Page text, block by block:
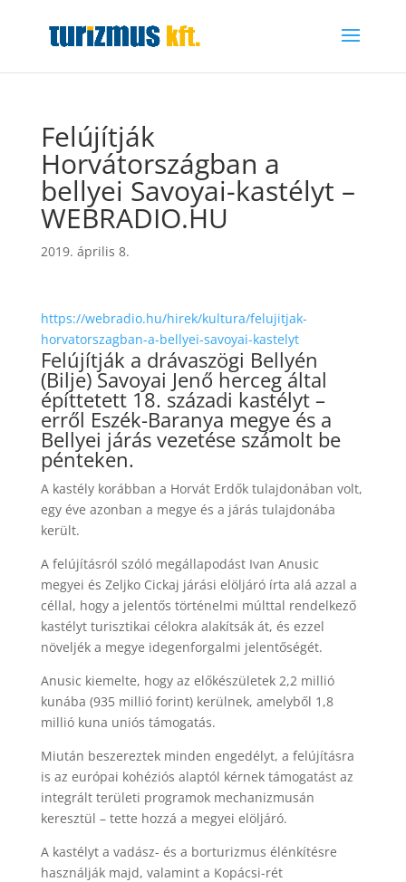
Felújítják
Horvátországban a
bellyei Savoyai-kastélyt –
WEBRADIO.HU
2019. április 8.
https://webradio.hu/hirek/kultura/felujitjak-
horvatorszagban-a-bellyei-savoyai-kastelyt
Felújítják a drávaszögi Bellyén
(Bilje) Savoyai Jenő herceg által
építtetett 18. századi kastélyt –
erről Eszék-Baranya megye és a
Bellyei járás vezetése számolt be
pénteken.
A kastély korábban a Horvát Erdők tulajdonában volt,
egy éve azonban a megye és a járás tulajdonába
került.
A felújításról szóló megállapodást Ivan Anusic
megyei és Zeljko Cickaj járási elöljáró írta alá azzal a
céllal, hogy a jelentős történelmi múlttal rendelkező
kastélyt turisztikai célokra alakítsák át, és ezzel
növeljék a megye idegenforgalmi jelentőségét.
Anusic kiemelte, hogy az előkészületek 2,2 millió
kunába (935 millió forint) kerülnek, amelyből 1,8
millió kuna uniós támogatás.
Miután beszereztek minden engedélyt, a felújításra
is az európai kohéziós alaptól kérnek támogatást az
integrált területi programok mechanizmusán
keresztül – tette hozzá a megyei elöljáró.
A kastélyt a vadász- és a borturizmus élénkítésre
használják majd, valamint a Kopácsi-rét